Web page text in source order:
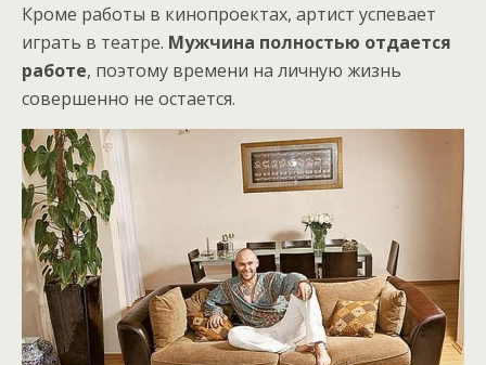
Кроме работы в кинопроектах, артист успевает
играть в театре. Мужчина полностью отдается
работе, поэтому времени на личную жизнь
совершенно не остается.